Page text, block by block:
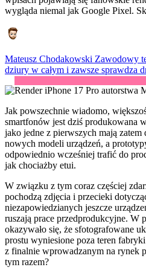
wygląda niemal jak Google Pixel.
Mateusz Chodakowski Zawodowy
dziury w całym i zawsze sprawdza
Jak powszechnie wiadomo,
smartfonów jest dziś produkowana
jako jedne z pierwszych mają
nowych modeli urządzeń, a
odpowiednio wcześniej trafić do
jak chociażby etui.
W związku z tym coraz częściej
pochodzą zdjęcia i przecieki
niezapowiedzianych jeszcze
ruszają prace przedprodukcyjne. W
okazywało się, że sfotografowane
prostu wyniesione poza teren
z finalnie wprowadzanym na rynek
tym razem?